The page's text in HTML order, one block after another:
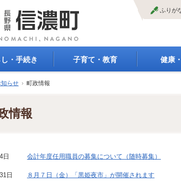
文
ふりが
し・手続き
険
下水道
子育て・教育
教育委員会
人権・平和啓発
健康
健康増進
食育
知らせ › 町政情報
情報
日 会計年度任用職員の募集について（随時募集）
日 ８月７日（金）「黒姫夜市」が開催されます